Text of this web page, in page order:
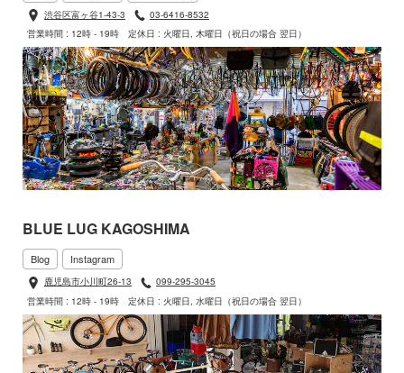
渋谷区富ヶ谷1-43-3
03-6416-8532
営業時間 : 12時 - 19時
定休日 : 火曜日, 木曜日（祝日の場合 翌日）
BLUE LUG KAGOSHIMA
Blog Instagram
鹿児島市小川町26-13
099-295-3045
営業時間 : 12時 - 19時
定休日 : 火曜日, 水曜日（祝日の場合 翌日）